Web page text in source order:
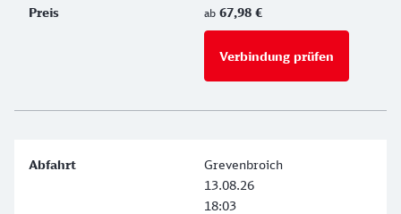
ab 67,98 €
Verbindung prüfen
Grevenbroich
13.08.26
18:03